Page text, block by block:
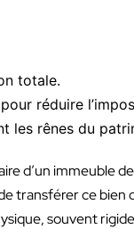
totale.
réduire
les rênes du
d’un immeuble
transférer ce bien
souvent